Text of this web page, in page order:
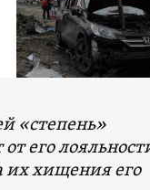
«степень»
его
их хищения его